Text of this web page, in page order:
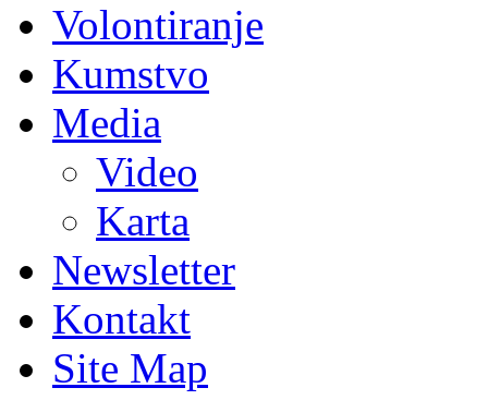
Volontiranje
Kumstvo
Media
Video
Karta
Newsletter
Kontakt
Site Map